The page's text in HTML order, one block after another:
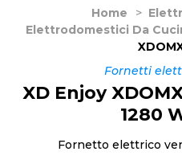
Home >
Elettrodomestici Da
Fornetti
XD Enjoy
1280
Fornetto elettrico